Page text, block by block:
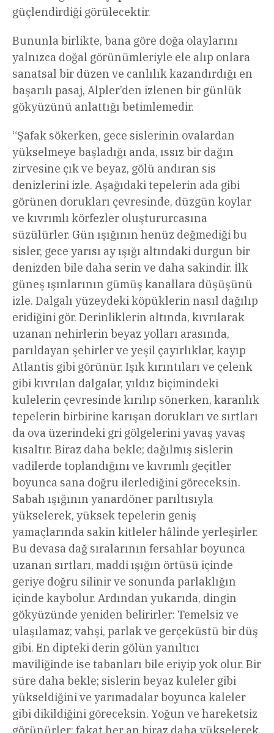
güçlendirdiği görülecektir.
Bununla birlikte, bana göre doğa olaylarını
yalnızca doğal görünümleriyle ele alıp onlara
sanatsal bir düzen ve canlılık kazandırdığı en
başarılı pasaj, Alpler’den izlenen bir günlük
gökyüzünü anlattığı betimlemedir.
“Şafak sökerken, gece sislerinin ovalardan
yükselmeye başladığı anda, ıssız bir dağın
zirvesine çık ve beyaz, gölü andıran sis
denizlerini izle. Aşağıdaki tepelerin ada gibi
görünen dorukları çevresinde, düzgün koylar
ve kıvrımlı körfezler oluştururcasına
süzülürler. Gün ışığının henüz değmediği bu
sisler, gece yarısı ay ışığı altındaki durgun bir
denizden bile daha serin ve daha sakindir. İlk
güneş ışınlarının gümüş kanallara düşüşünü
izle. Dalgalı yüzeydeki köpüklerin nasıl dağılıp
eridiğini gör. Derinliklerin altında, kıvrılarak
uzanan nehirlerin beyaz yolları arasında,
parıldayan şehirler ve yeşil çayırlıklar, kayıp
Atlantis gibi görünür. Işık kırıntıları ve çelenk
gibi kıvrılan dalgalar, yıldız biçimindeki
kulelerin çevresinde kırılıp sönerken, karanlık
tepelerin birbirine karışan dorukları ve sırtları
da ova üzerindeki gri gölgelerini yavaş yavaş
kısaltır. Biraz daha bekle; dağılmış sislerin
vadilerde toplandığını ve kıvrımlı geçitler
boyunca sana doğru ilerlediğini göreceksin.
Sabah ışığının yanardöner parıltısıyla
yükselerek, yüksek tepelerin geniş
yamaçlarında sakin kitleler hâlinde yerleşirler.
Bu devasa dağ sıralarının fersahlar boyunca
uzanan sırtları, maddi ışığın örtüsü içinde
geriye doğru silinir ve sonunda parlaklığın
içinde kaybolur. Ardından yukarıda, dingin
gökyüzünde yeniden belirirler: Temelsiz ve
ulaşılamaz; vahşi, parlak ve gerçeküstü bir düş
gibi. En dipteki derin gölün yanıltıcı
maviliğinde ise tabanları bile eriyip yok olur. Bir
süre daha bekle; sislerin beyaz kuleler gibi
yükseldiğini ve yarımadalar boyunca kaleler
gibi dikildiğini göreceksin. Yoğun ve hareketsiz